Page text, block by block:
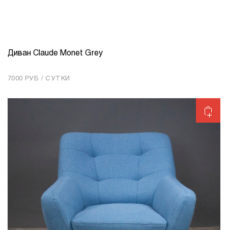
КОЛИЧЕСТВО 1
Диван Claude Monet Grey
7000 РУБ / СУТКИ